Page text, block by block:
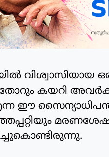
വിശ്വാസിയായ
കയറി
ഈ